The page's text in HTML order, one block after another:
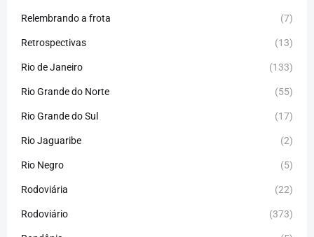
Relembrando a frota (7)
Retrospectivas (13)
Rio de Janeiro (133)
Rio Grande do Norte (55)
Rio Grande do Sul (17)
Rio Jaguaribe (2)
Rio Negro (5)
Rodoviária (22)
Rodoviário (373)